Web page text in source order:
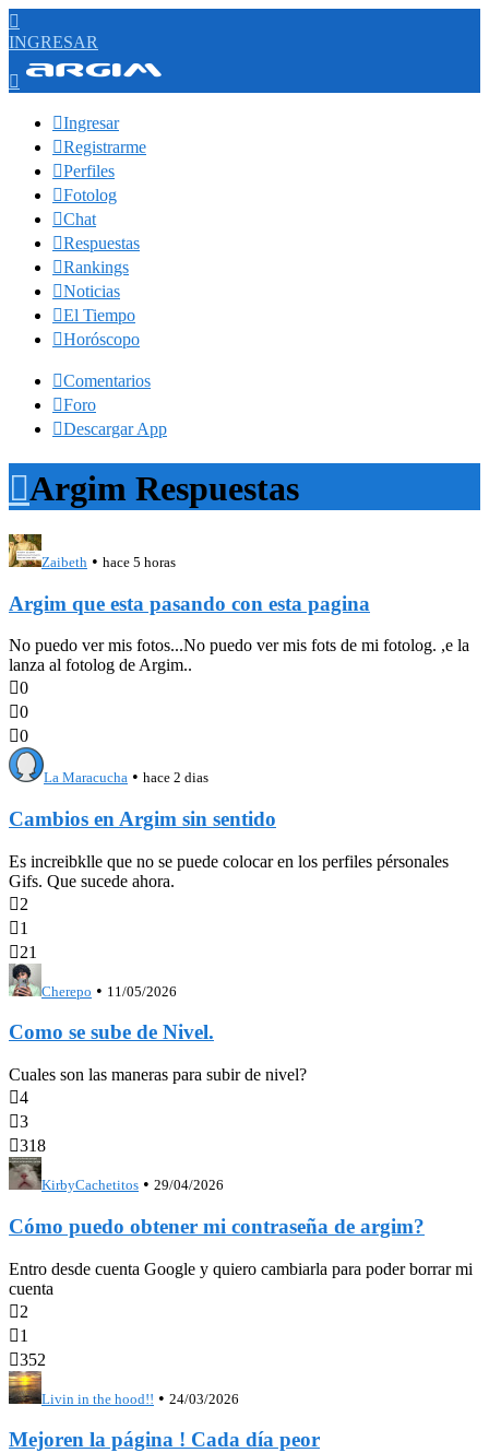

INGRESAR

Ingresar
Registrarme
Perfiles
Fotolog
Chat
Respuestas
Rankings
Noticias
El Tiempo
Horóscopo
Comentarios
Foro
Descargar App
Argim Respuestas
Zaibeth • hace 5 horas
Argim que esta pasando con esta pagina
No puedo ver mis fotos...No puedo ver mis fots de mi fotolog. ,e la
lanza al fotolog de Argim..
0
0
0
La Maracucha • hace 2 dias
Cambios en Argim sin sentido
Es increibklle que no se puede colocar en los perfiles pérsonales
Gifs. Que sucede ahora.
2
1
21
Cherepo • 11/05/2026
Como se sube de Nivel.
Cuales son las maneras para subir de nivel?
4
3
318
KirbyCachetitos • 29/04/2026
Cómo puedo obtener mi contraseña de argim?
Entro desde cuenta Google y quiero cambiarla para poder borrar mi
cuenta
2
1
352
Livin in the hood!! • 24/03/2026
Mejoren la página ! Cada día peor